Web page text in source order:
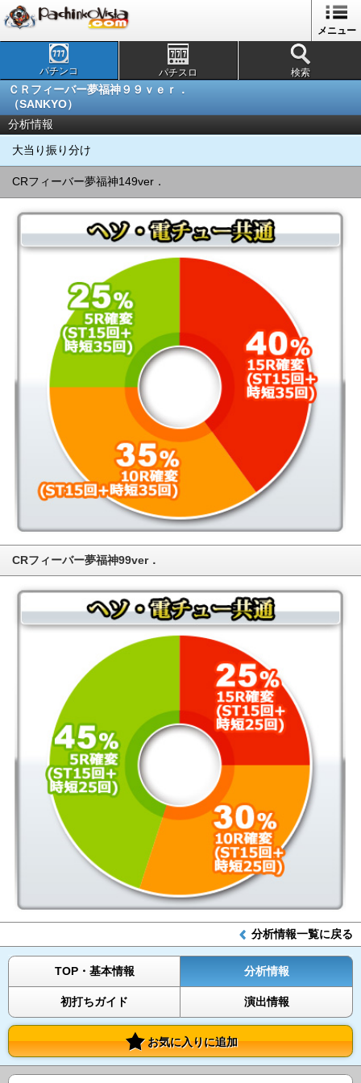
メニュー
パチンコ パチスロ 検索
ＣＲフィーバー夢福神９９ｖｅｒ．
（SANKYO）
分析情報
大当り振り分け
CRフィーバー夢福神149ver．
CRフィーバー夢福神99ver．
分析情報一覧に戻る
TOP・基本情報 分析情報
初打ちガイド 演出情報
お気に入りに追加